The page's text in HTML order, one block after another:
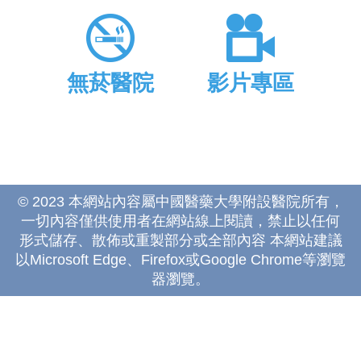
無菸醫院 影片專區
© 2023 本網站內容屬中國醫藥大學附設醫院所有，
一切內容僅供使用者在網站線上閱讀，禁止以任何
形式儲存、散佈或重製部分或全部內容 本網站建議
以Microsoft Edge、Firefox或Google Chrome等瀏覽
器瀏覽。